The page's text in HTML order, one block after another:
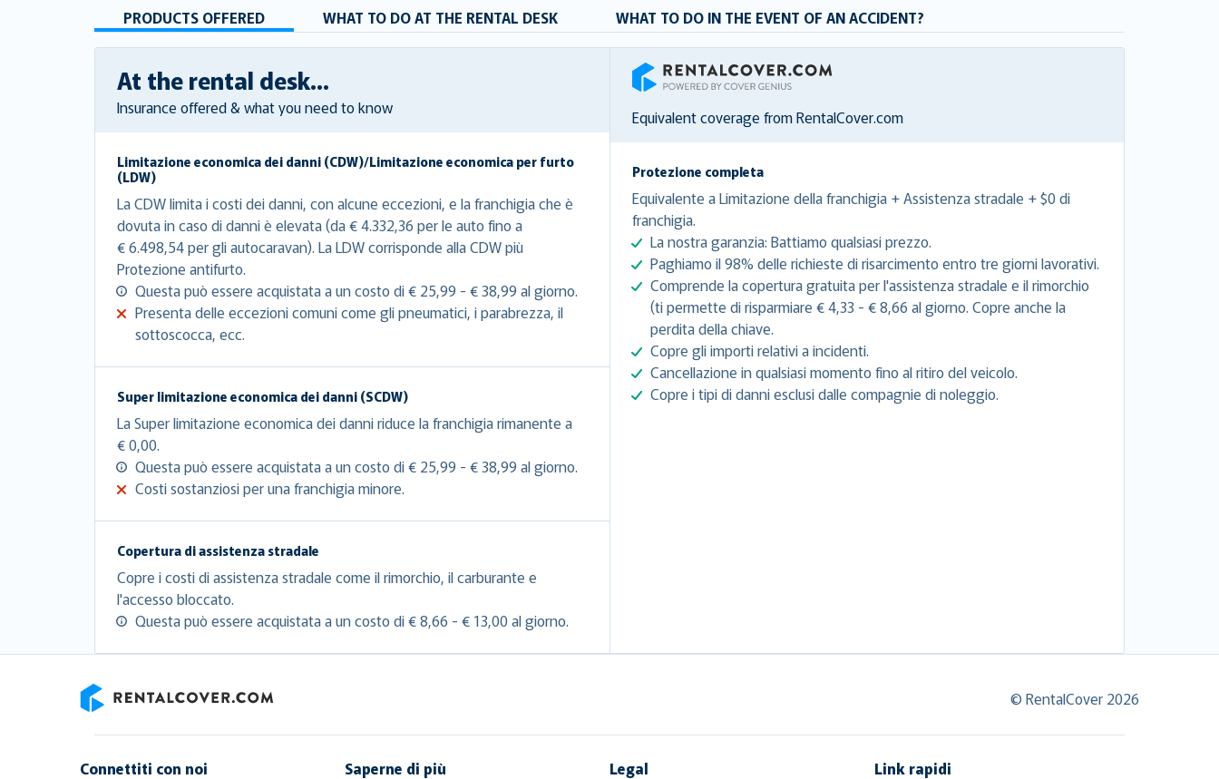
PRODUCTS OFFERED WHAT TO DO AT THE RENTAL DESK WHAT TO DO IN THE EVENT OF AN ACCIDENT?
At the rental desk...
Insurance offered & what you need to know
Limitazione economica dei danni (CDW)/Limitazione economica per furto
(LDW)
La CDW limita i costi dei danni, con alcune eccezioni, e la franchigia che è
dovuta in caso di danni è elevata (da € 4.332,36 per le auto fino a
€ 6.498,54 per gli autocaravan). La LDW corrisponde alla CDW più
Protezione antifurto.
Questa può essere acquistata a un costo di € 25,99 - € 38,99 al giorno.
Presenta delle eccezioni comuni come gli pneumatici, i parabrezza, il
sottoscocca, ecc.
Super limitazione economica dei danni (SCDW)
La Super limitazione economica dei danni riduce la franchigia rimanente a
€ 0,00.
Questa può essere acquistata a un costo di € 25,99 - € 38,99 al giorno.
Costi sostanziosi per una franchigia minore.
Copertura di assistenza stradale
Copre i costi di assistenza stradale come il rimorchio, il carburante e
l'accesso bloccato.
Questa può essere acquistata a un costo di € 8,66 - € 13,00 al giorno.
RentalCover
Equivalent coverage from RentalCover.com
Protezione completa
Equivalente a Limitazione della franchigia + Assistenza stradale + $0 di
franchigia.
La nostra garanzia: Battiamo qualsiasi prezzo.
Paghiamo il 98% delle richieste di risarcimento entro tre giorni lavorativi.
Comprende la copertura gratuita per l'assistenza stradale e il rimorchio
(ti permette di risparmiare € 4,33 - € 8,66 al giorno. Copre anche la
perdita della chiave.
Copre gli importi relativi a incidenti.
Cancellazione in qualsiasi momento fino al ritiro del veicolo.
Copre i tipi di danni esclusi dalle compagnie di noleggio.
© RentalCover 2026
Connettiti con noi Saperne di più Legal Link rapidi